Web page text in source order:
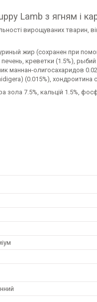
Lamb з ягням і
вирощуваних тварин,
жир (сохранен при
креветки (1.5%),
маннан-олигосахаридов
(0.015%), хондроитина
зола 7.5%, кальцій 1.5%,